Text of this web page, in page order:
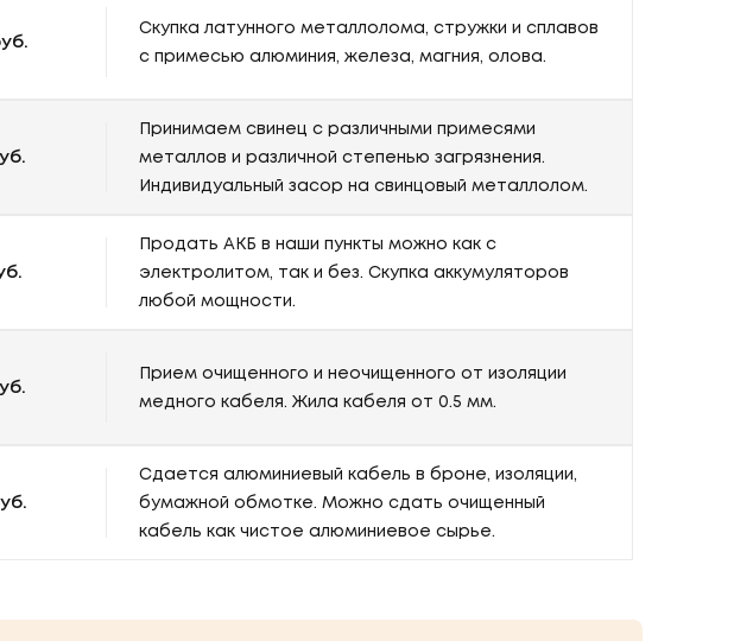
Скупка латунного металлолома, стружки и сплавов
с примесью алюминия, железа, магния, олова.
Принимаем свинец с различными примесями
металлов и различной степенью загрязнения.
Индивидуальный засор на свинцовый металлолом.
Продать АКБ в наши пункты можно как с
электролитом, так и без. Скупка аккумуляторов
любой мощности.
Прием очищенного и неочищенного от изоляции
медного кабеля. Жила кабеля от 0.5 мм.
Сдается алюминиевый кабель в броне, изоляции,
бумажной обмотке. Можно сдать очищенный
кабель как чистое алюминиевое сырье.